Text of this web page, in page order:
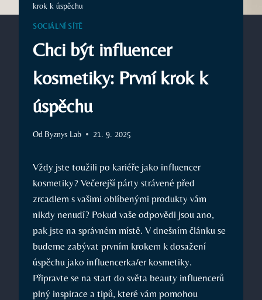
krok k úspěchu
SOCIÁLNÍ SÍTĚ
Chci být influencer
kosmetiky: První krok k
úspěchu
Od Byznys Lab 21. 9. 2025
Vždy jste toužili po kariéře jako influencer
kosmetiky? Večerejší párty strávené před
zrcadlem s vašimi oblíbenými produkty vám
nikdy nenudí? Pokud vaše odpovědi jsou ano,
pak jste na správném místě. V dnešním článku se
budeme zabývat prvním krokem k dosažení
úspěchu jako influencerka/er kosmetiky.
Připravte se na start do světa beauty influencerů
plný inspirace a tipů, které vám pomohou